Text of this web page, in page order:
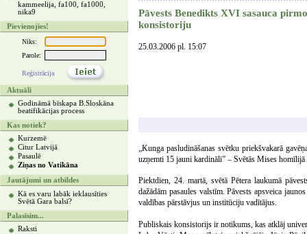
kammeelija, fa100, fa1000,
nika9
Pievienojies!
Niks:
Parole:
Reģistrācija
Aktuāli
Godināmā bīskapa B.Sloskāna
beatifikācijas process
Kas notiek?
Kurzemē
Citur Latvijā
Pasaulē
Ziņas no Vatikāna
Jautājumi un atbildes
Kā es varu labāk ieklausīties
Svētā Gara balsī?
Palasīsim...
Raksti
Pāvests Benedikts XVI sasauca pirmo
konsistoriju
25.03.2006 pl. 15:07
„Kunga pasludināšanas svētku priekšvakarā
uzņemti 15 jauni kardināli” – Svētās Mises
Piektdien, 24. martā, svētā Pētera laukumā
dažādām pasaules valstīm. Pāvests apsveica
valdības pārstāvjus un institūciju vadītājus.
Publiskais konsistorijs ir notikums, kas atklāj